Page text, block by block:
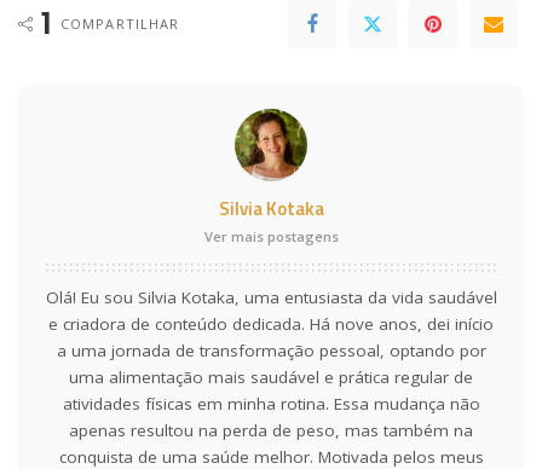
1 COMPARTILHAR
Silvia Kotaka
Ver mais postagens
Olá! Eu sou Silvia Kotaka, uma entusiasta da vida saudável
e criadora de conteúdo dedicada. Há nove anos, dei início
a uma jornada de transformação pessoal, optando por
uma alimentação mais saudável e prática regular de
atividades físicas em minha rotina. Essa mudança não
apenas resultou na perda de peso, mas também na
conquista de uma saúde melhor. Motivada pelos meus